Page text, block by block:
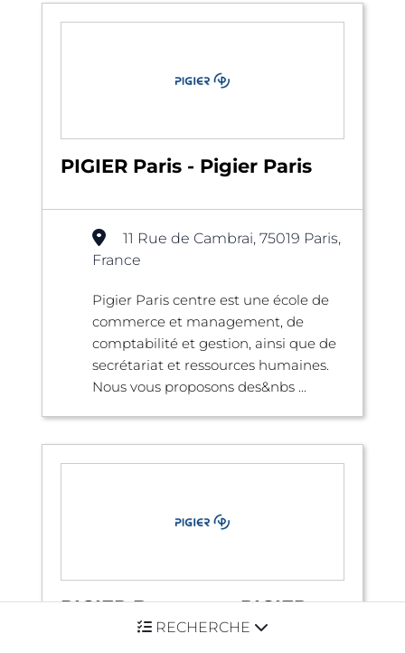
RECHERCHE
PIGIER Paris - Pigier Paris
11 Rue de Cambrai, 75019 Paris,
France
Pigier Paris centre est une école de
commerce et management, de
comptabilité et gestion, ainsi que de
secrétariat et ressources humaines.
Nous vous proposons des&nbs ...
PIGIER Bayonne - PIGIER
Bayonne